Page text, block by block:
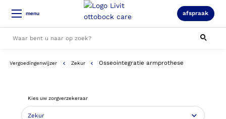
menu afspraak
Alle resultaten
Vergoedingenwijzer Zekur Osseointegratie armprothese
Kies uw zorgverzekeraar